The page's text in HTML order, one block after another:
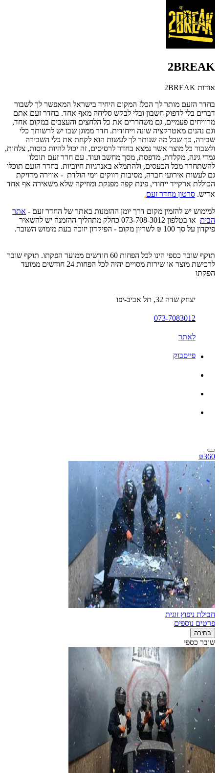
2BREAK
אודות 2BREAK
בחדר הזעם מותר לך הכל! המקום היחיד בישראל המאפשר לך לשבור
דברים בלי לדפוק חשבון ובלי לבקש סליחה מאף אחד. בחדר זעם אתם
מרוויחים פעמיים, גם משחררים את כל הלחצים והעצבים במקום אחד,
וגם נהנים מאטרקציה שונה וייחודית. חדר ממוגן שבו יש לרשותך כלי
שבירה, כך שכל מה שנותר לך לעשות הוא לקחת את כלי השבירה
ולשבור כל מוצר אשר נמצא בחדר לרסיסים, זה יכול להיות כוסות, צלחות,
גמדי גינה, מקלדת, מדפסת, מסך מחשב ועוד. עם חדר זעם תוכלו
להשתחרר מכל הכעסים, ולהתמלא באנרגיות חיוביות. בחדר הזעם תוכלו
גם לעשות אירועי חברה, מסיבות רווקים וימי הולדת - אווירה מדויקת
הכוללת ארקייד ייחודי, פינת קפה מפנקת ומוזיקה שלא משאירה אף אחד
אדיש. סרטון מחדר זעם.
למימוש יש להזמין מקום דרך יומן ההזמנות באתר של החדר זעם - אתר
הבית
או בטלפון 073-708-3012 כחלק מתהליך ההזמנה יש להשאיר
פיקדון על סך 100 ₪ לשריון מקום - הפיקדון יזוכה בעת מימוש השובר.
תוקף שובר כספי הינו לכל הפחות 60 חודשים ממועד הפקתו. תוקף שובר
לרכישת מוצר או שירות מסויים יהיה לכל הפחות 24 חודשים ממועד
הפקתו
יצחק שדה 32, תל אביב-יפו
073-7083012
לאתר
פייסבוק
₪360
חבילת ניפוץ זוגית
פרטים נוספים
בחירה
שובר כספי